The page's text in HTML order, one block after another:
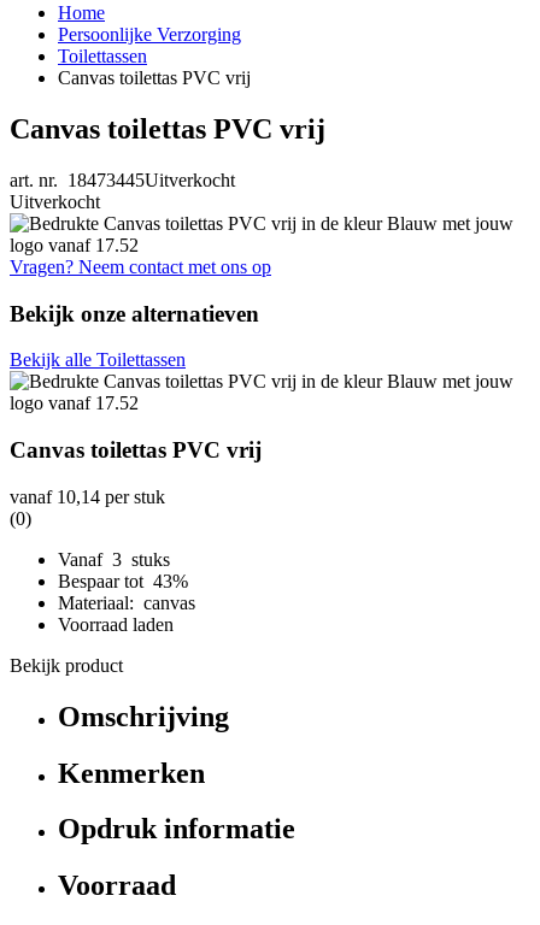
Home
Persoonlijke Verzorging
Toilettassen
Canvas toilettas PVC vrij
Canvas toilettas PVC vrij
art. nr. 18473445Uitverkocht
Uitverkocht
Vragen? Neem contact met ons op
Bekijk onze alternatieven
Bekijk alle Toilettassen
Canvas toilettas PVC vrij
vanaf 10,14 per stuk
(0)
Vanaf 3 stuks
Bespaar tot 43%
Materiaal: canvas
Voorraad laden
Bekijk product
Omschrijving
Kenmerken
Opdruk informatie
Voorraad